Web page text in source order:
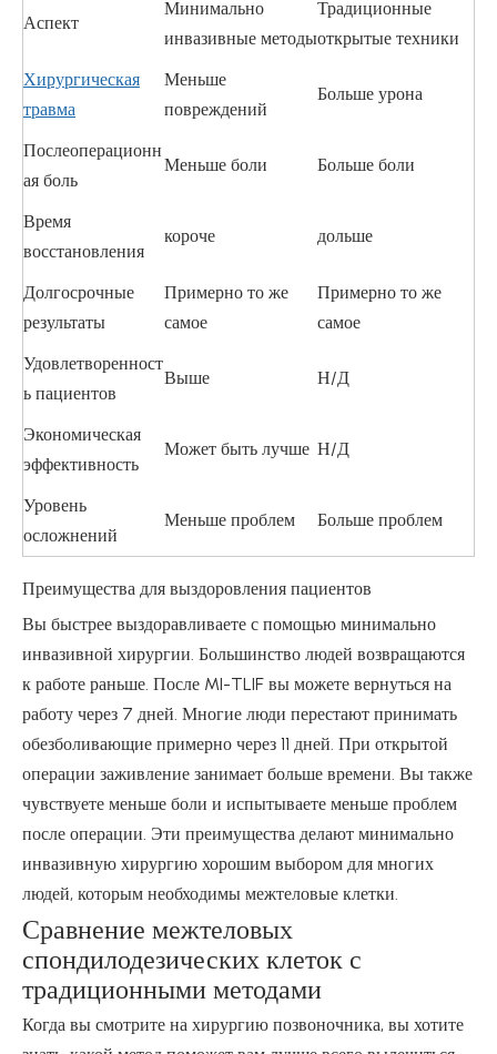
Аспект
Минимально
инвазивные методы
Традиционные
открытые техники
Хирургическая
травма
Меньше
повреждений
Больше урона
Послеоперационн
ая боль
Меньше боли Больше боли
Время
восстановления
короче дольше
Долгосрочные
результаты
Примерно то же
самое
Примерно то же
самое
Удовлетворенност
ь пациентов
Выше Н/Д
Экономическая
эффективность
Может быть лучше Н/Д
Уровень
осложнений
Меньше проблем Больше проблем
Преимущества для выздоровления пациентов
Вы быстрее выздоравливаете с помощью минимально
инвазивной хирургии. Большинство людей возвращаются
к работе раньше. После MI-TLIF вы можете вернуться на
работу через 7 дней. Многие люди перестают принимать
обезболивающие примерно через 11 дней. При открытой
операции заживление занимает больше времени. Вы также
чувствуете меньше боли и испытываете меньше проблем
после операции. Эти преимущества делают минимально
инвазивную хирургию хорошим выбором для многих
людей, которым необходимы межтеловые клетки.
Сравнение межтеловых
спондилодезических клеток с
традиционными методами
Когда вы смотрите на хирургию позвоночника, вы хотите